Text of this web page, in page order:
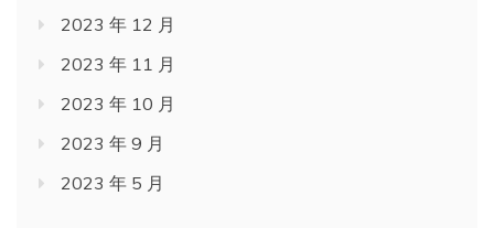
2023 年 12 月
2023 年 11 月
2023 年 10 月
2023 年 9 月
2023 年 5 月